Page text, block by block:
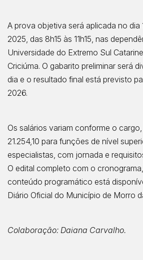
A prova objetiva será aplicada no dia
2025, das 8h15 às 11h15, nas
Universidade do Extremo Sul
Criciúma. O gabarito preliminar será
dia e o resultado final está previsto
2026.
Os salários variam conforme o
21.254,10 para funções de nível
especialistas, com jornada e
O edital completo com o
conteúdo programático está
Diário Oficial do Município de Morro
Colaboração: Daiana Carvalho.